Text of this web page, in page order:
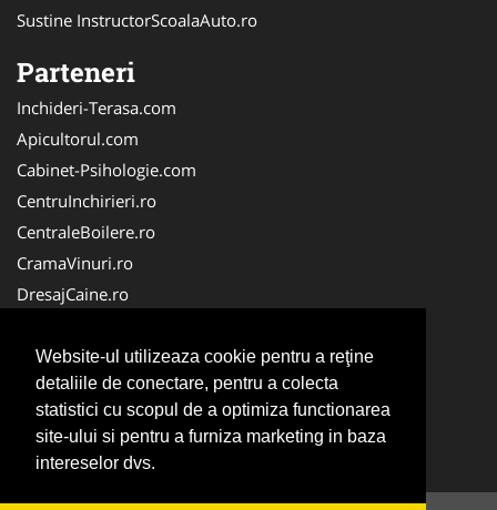
Website-ul utilizeaza cookie pentru a reţine
detaliile de conectare, pentru a colecta
statistici cu scopul de a optimiza functionarea
site-ului si pentru a furniza marketing in baza
intereselor dvs.
Sustine InstructorScoalaAuto.ro
Parteneri
Inchideri-Terasa.com
Apicultorul.com
Cabinet-Psihologie.com
CentruInchirieri.ro
CentraleBoilere.ro
CramaVinuri.ro
DresajCaine.ro
Birouri-Cadastru.ro
Cabinet-Individual.ro
Cardiologul.ro
Centru-Copiere.ro